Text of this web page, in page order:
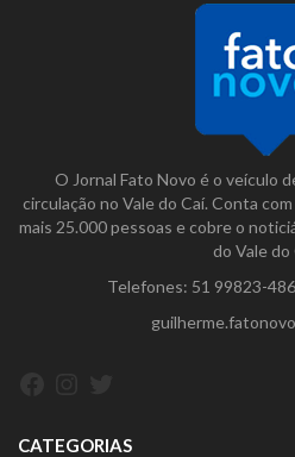
O Jornal Fato Novo é o veículo
circulação no Vale do Caí. Conta
mais 25.000 pessoas e cobre o
do Vale do
Telefones: 51 99823-
CATEGORIAS